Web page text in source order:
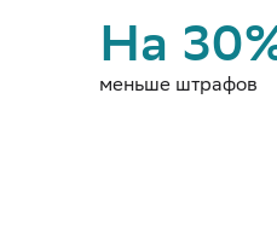
На
меньше штрафов